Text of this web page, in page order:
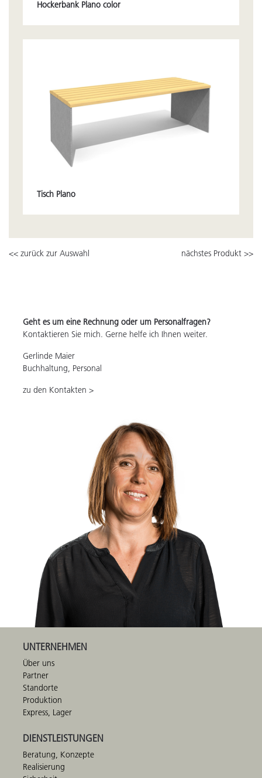
Hockerbank Plano color
Tisch Plano
<< zurück zur Auswahl nächstes Produkt >>
Geht es um eine Rechnung oder um Personalfragen?
Kontaktieren Sie mich. Gerne helfe ich Ihnen weiter.
Gerlinde Maier
Buchhaltung, Personal
zu den Kontakten >
UNTERNEHMEN
Über uns
Partner
Standorte
Produktion
Express, Lager
DIENSTLEISTUNGEN
Beratung, Konzepte
Realisierung